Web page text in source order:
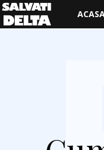
Salvati